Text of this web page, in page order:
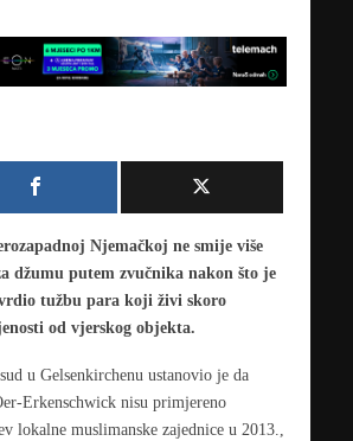
Njemačkoj ne smije više
džumu putem zvučnika nakon što je
tužbu para koji živi skoro
od vjerskog objekta.
u Gelsenkirchenu ustanovio je da
Erkenschwick nisu primjereno
lokalne muslimanske zajednice u 2013.,